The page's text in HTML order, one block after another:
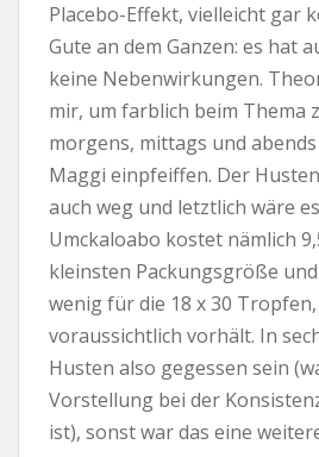
Placebo-Effekt, vielleicht gar
Gute an dem Ganzen: es hat
keine Nebenwirkungen.
mir, um farblich beim Thema
morgens, mittags und
Maggi einpfeiffen. Der
auch weg und letztlich wäre
Umckaloabo kostet nämlich
kleinsten Packungsgröße
wenig für die 18 x 30 Tropfen,
voraussichtlich vorhält. In
Husten also gegessen sein
Vorstellung bei der
ist), sonst war das eine